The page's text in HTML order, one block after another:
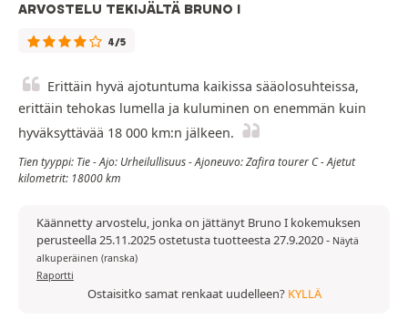
ARVOSTELU TEKIJÄLTÄ BRUNO I
4/5
Erittäin hyvä ajotuntuma kaikissa sääolosuhteissa,
erittäin tehokas lumella ja kuluminen on enemmän kuin
hyväksyttävää 18 000 km:n jälkeen.
Tien tyyppi: Tie - Ajo: Urheilullisuus - Ajoneuvo: Zafira tourer C - Ajetut
kilometrit: 18000 km
Käännetty arvostelu, jonka on jättänyt Bruno I kokemuksen
perusteella 25.11.2025 ostetusta tuotteesta 27.9.2020- Näytä
alkuperäinen (ranska)
Raportti
Ostaisitko samat renkaat uudelleen? KYLLÄ